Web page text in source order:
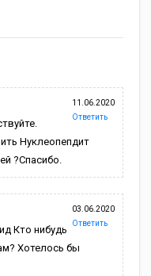
11.06.2020
Ответить
Нуклеопепдит
?Спасибо.
03.06.2020
Ответить
Кто нибудь
Хотелось бы